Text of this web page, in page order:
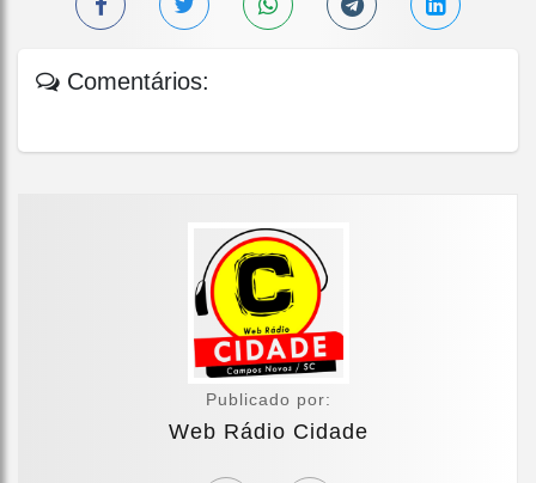
Comentários:
Publicado por:
Web Rádio Cidade